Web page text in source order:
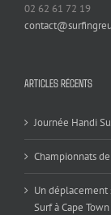
02 62 61 72 19
ARTICLES RÉCENTS
Journée Handi
Championnats
Un
Surf à Cape Town